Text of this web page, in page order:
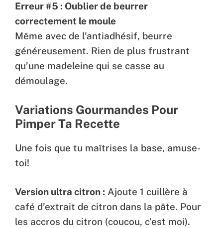
Erreur #5 : Oublier de beurrer
correctement le moule
Même avec de l’antiadhésif, beurre
généreusement. Rien de plus frustrant
qu’une madeleine qui se casse au
démoulage.
Variations Gourmandes Pour
Pimper Ta Recette
Une fois que tu maîtrises la base, amuse-
toi!
Version ultra citron : Ajoute 1 cuillère à
café d’extrait de citron dans la pâte. Pour
les accros du citron (coucou, c’est moi).